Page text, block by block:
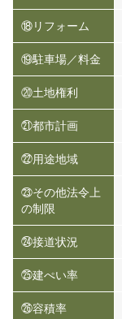
⑱リフォーム
⑲駐車場／料金
⑳土地権利
㉑都市計画
㉒用途地域
㉓その他法令上
の制限
㉔接道状況
㉕建ぺい率
㉖容積率